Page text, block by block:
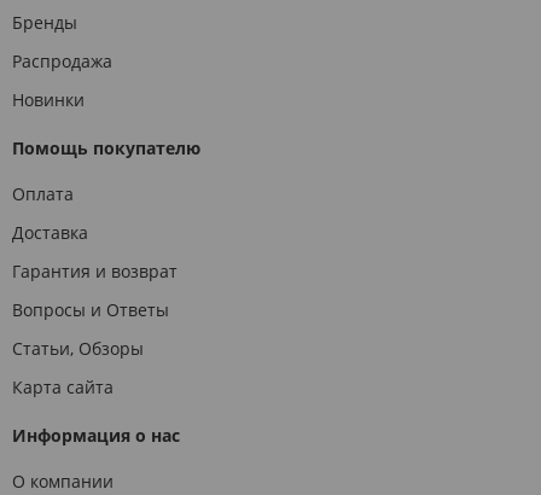
Бренды
Распродажа
Новинки
Помощь покупателю
Оплата
Доставка
Гарантия и возврат
Вопросы и Ответы
Статьи, Обзоры
Карта сайта
Информация о нас
О компании